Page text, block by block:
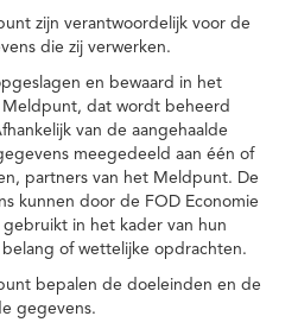
zijn verantwoordelijk voor de
die zij verwerken.
en bewaard in het
dat wordt beheerd
van de aangehaalde
meegedeeld aan één of
partners van het Meldpunt. De
kunnen door de FOD Economie
in het kader van hun
of wettelijke opdrachten.
bepalen de doeleinden en de
gegevens.